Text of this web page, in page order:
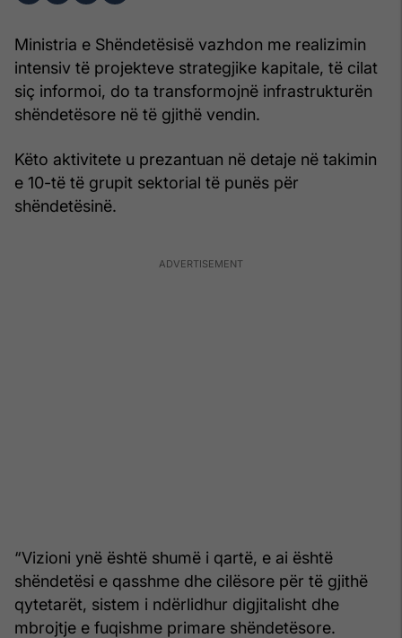
Ministria e Shëndetësisë vazhdon me realizimin
intensiv të projekteve strategjike kapitale, të cilat
siç informoi, do ta transformojnë infrastrukturën
shëndetësore në të gjithë vendin.
Këto aktivitete u prezantuan në detaje në takimin
e 10-të të grupit sektorial të punës për
shëndetësinë.
“Vizioni ynë është shumë i qartë, e ai është
shëndetësi e qasshme dhe cilësore për të gjithë
qytetarët, sistem i ndërlidhur digjitalisht dhe
mbrojtje e fuqishme primare shëndetësore.